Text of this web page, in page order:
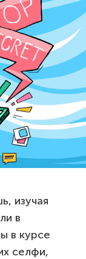
изучая
в
в курсе
селфи,